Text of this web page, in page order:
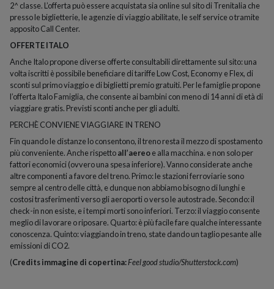
2^ classe. L’offerta può essere acquistata sia online sul sito di Trenitalia che
presso le biglietterie, le agenzie di viaggio abilitate, le self service o tramite
apposito Call Center.
OFFERTE ITALO
Anche Italo propone diverse offerte consultabili direttamente sul sito: una
volta iscritti è possibile beneficiare di tariffe Low Cost, Economy e Flex, di
sconti sul primo viaggio e di biglietti premio gratuiti. Per le famiglie propone
l’offerta Italo Famiglia, che consente ai bambini con meno di 14 anni di età di
viaggiare gratis. Previsti sconti anche per gli adulti.
PERCHÈ CONVIENE VIAGGIARE IN TRENO
Fin quando le distanze lo consentono, il treno resta il mezzo di spostamento
più conveniente. Anche rispettoall’aereoe alla macchina. e non solo per
fattori economici (ovvero una spesa inferiore). Vanno considerate anche
altre componenti a favore del treno. Primo: le stazioni ferroviarie sono
sempre al centro delle città, e dunque non abbiamo bisogno di lunghi e
costosi trasferimenti verso gli aeroporti o verso le autostrade. Secondo: il
check-in non esiste, e i tempi morti sono inferiori. Terzo: il viaggio consente
meglio di lavorare o riposare. Quarto: è più facile fare qualche interessante
conoscenza. Quinto: viaggiando in treno, state dando un taglio pesante alle
emissioni di CO2.
(Credits immagine di copertina:Feel good studio/Shutterstock.com)